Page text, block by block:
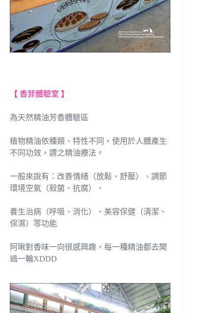
【 香菲體驗室 】
為天然精油芳香體驗區
植物精油依種類、特性不同，使用於人體產生
不同功效，謂之精油療法。
一般來說有：改善情緒（放鬆、舒壓）、調節
環境空氣（殺菌、抗腐）、
養生治病（呼吸、消化）、美容保健（清潔、
保濕）等功能
阿啾對香味一向很感興趣，每一種精油都去聞
過一輪XDDD